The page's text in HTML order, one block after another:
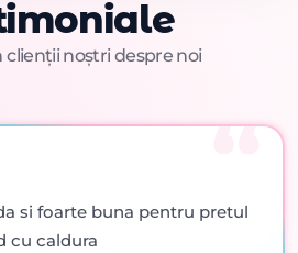
clienții noștri despre noi
si foarte buna pentru pretul
cu caldura